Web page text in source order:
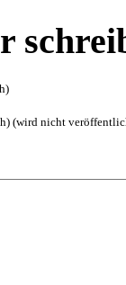
(wird nicht